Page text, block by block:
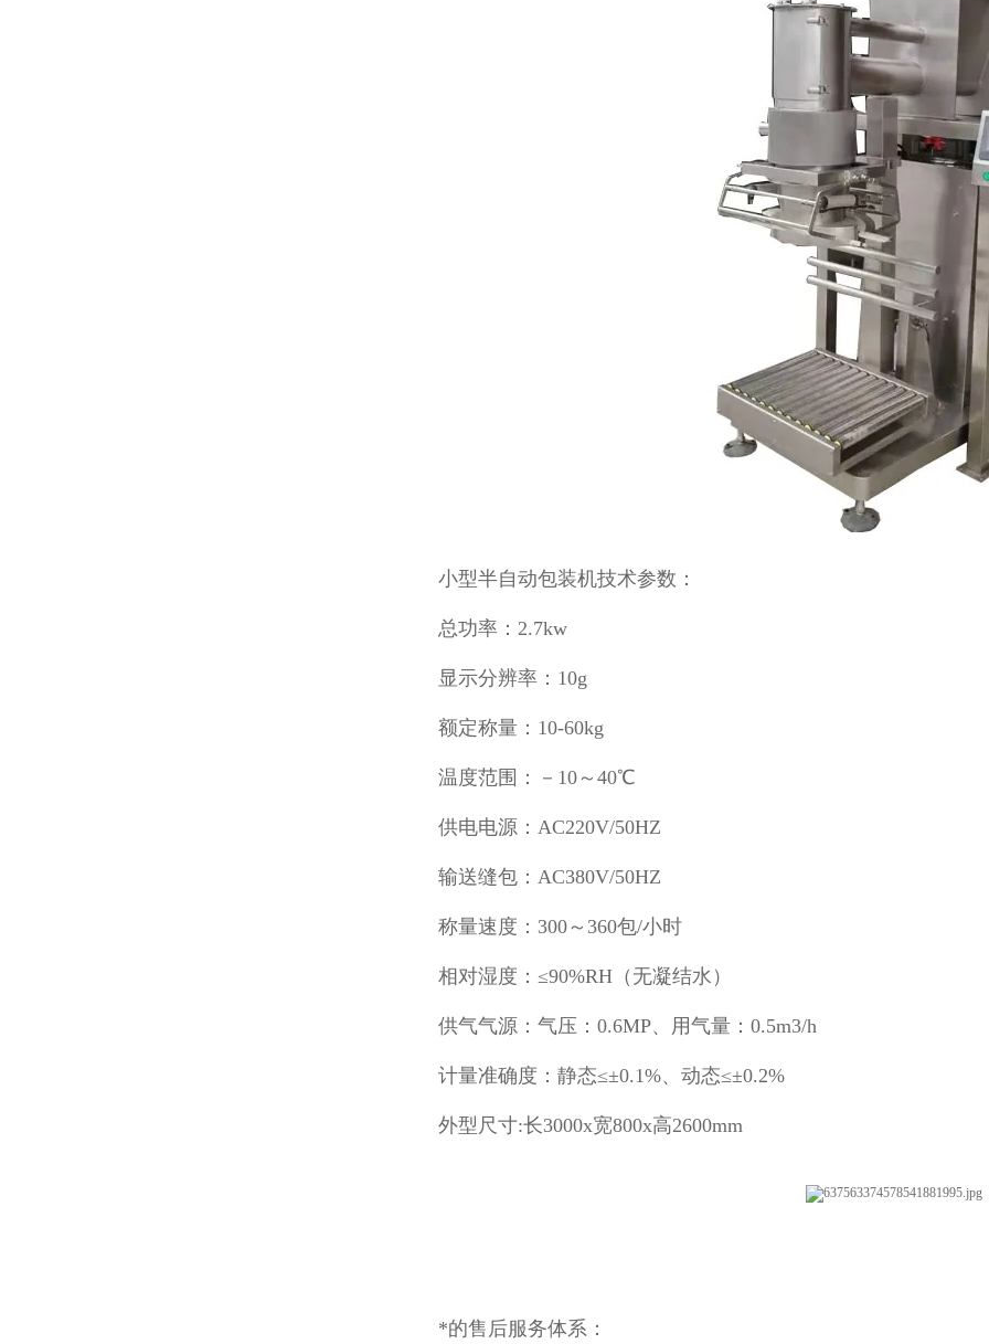
小型半自动包装机技术参数：
总功率：2.7kw
显示分辨率：10g
额定称量：10-60kg
温度范围：－10～40℃
供电电源：AC220V/50HZ
输送缝包：AC380V/50HZ
称量速度：300～360包/小时
相对湿度：≤90%RH（无凝结水）
供气气源：气压：0.6MP、用气量：0.5m3/h
计量准确度：静态≤±0.1%、动态≤±0.2%
外型尺寸:长3000x宽800x高2600mm
*的售后服务体系：